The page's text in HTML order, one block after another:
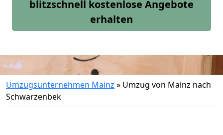
blitzschnell kostenlose Angebote
erhalten
Umzugsunternehmen Mainz » Umzug von Mainz nach
Schwarzenbek